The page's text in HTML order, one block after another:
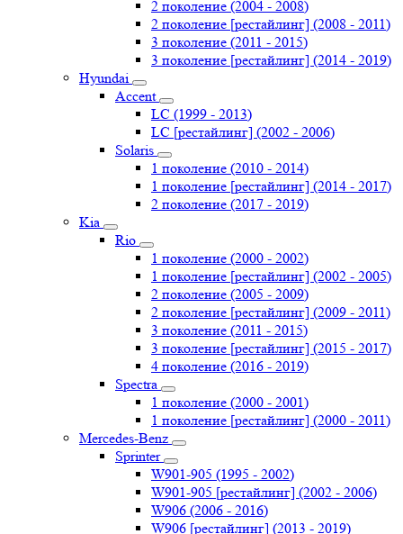
2 поколение (2004 - 2008)
2 поколение [рестайлинг] (2008 - 2011)
3 поколение (2011 - 2015)
3 поколение [рестайлинг] (2014 - 2019)
Hyundai
Accent
LC (1999 - 2013)
LC [рестайлинг] (2002 - 2006)
Solaris
1 поколение (2010 - 2014)
1 поколение [рестайлинг] (2014 - 2017)
2 поколение (2017 - 2019)
Kia
Rio
1 поколение (2000 - 2002)
1 поколение [рестайлинг] (2002 - 2005)
2 поколение (2005 - 2009)
2 поколение [рестайлинг] (2009 - 2011)
3 поколение (2011 - 2015)
3 поколение [рестайлинг] (2015 - 2017)
4 поколение (2016 - 2019)
Spectra
1 поколение (2000 - 2001)
1 поколение [рестайлинг] (2000 - 2011)
Mercedes-Benz
Sprinter
W901-905 (1995 - 2002)
W901-905 [рестайлинг] (2002 - 2006)
W906 (2006 - 2016)
W906 [рестайлинг] (2013 - 2019)